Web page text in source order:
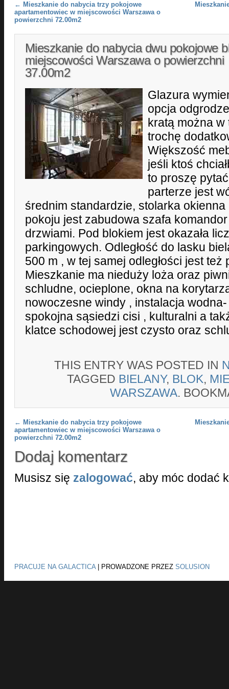
Post navigation
← Mieszkanie do nabycia trzy pokojowe
apartamentowiec w miejscowości Warszawa o
powierzchni 72.00m2
Mieszkanie do nabycia dwu pokojowe
miejscowości Warszawa o powierzchni
37.00m2
Glazura
opcja
kratą można
trochę
Większość
jeśli ktoś
to proszę
parterze jest
średnim standardzie, stolarka okienna
pokoju jest zabudowa szafa
drzwiami. Pod blokiem jest okazała
parkingowych. Odległość do lasku
500 m , w tej samej odległości jest też
Mieszkanie ma nieduży loża oraz
schludne, ocieplone, okna na
nowoczesne windy , instalacja
spokojna sąsiedzi cisi , kulturalni a
klatce schodowej jest czysto oraz
THIS ENTRY WAS POSTED IN
TAGGED BIELANY, BLOK,
WARSZAWA.
Post navigation
← Mieszkanie do nabycia trzy pokojowe
apartamentowiec w miejscowości Warszawa o
powierzchni 72.00m2
Dodaj komentarz
Musisz się zalogować, aby móc dodać
PRACUJE NA GALACTICA| PROWADZONE PRZEZ SOLUSION